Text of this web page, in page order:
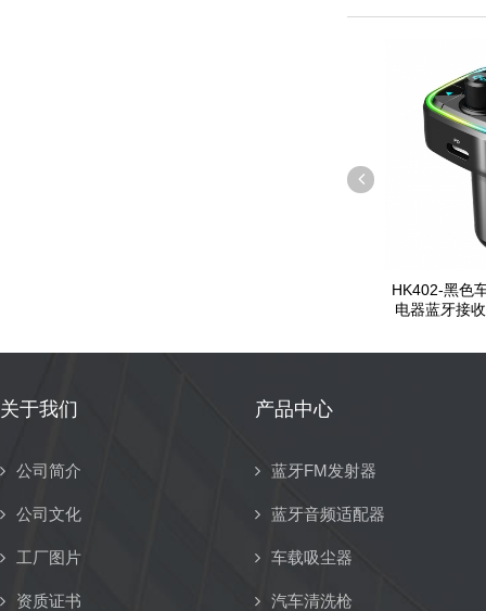
HK402-黑色
电器蓝牙接
关于我们
公司简介
公司文化
工厂图片
资质证书
产品中心
蓝牙FM发射器
蓝牙音频适配器
车载吸尘器
汽车清洗枪